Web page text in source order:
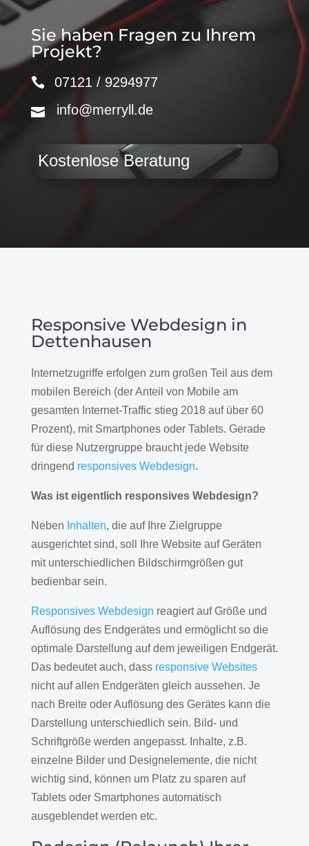
Sie haben Fragen zu Ihrem
Projekt?
07121 / 9294977
info@merryll.de
Kostenlose Beratung
Responsive Webdesign in
Dettenhausen
Internetzugriffe erfolgen zum großen Teil aus dem
mobilen Bereich (der Anteil von Mobile am
gesamten Internet-Traffic stieg 2018 auf über 60
Prozent), mit Smartphones oder Tablets. Gerade
für diese Nutzergruppe braucht jede Website
dringend responsives Webdesign.
Was ist eigentlich responsives Webdesign?
Neben Inhalten, die auf Ihre Zielgruppe
ausgerichtet sind, soll Ihre Website auf Geräten
mit unterschiedlichen Bildschirmgrößen gut
bedienbar sein.
Responsives Webdesign reagiert auf Größe und
Auflösung des Endgerätes und ermöglicht so die
optimale Darstellung auf dem jeweiligen Endgerät.
Das bedeutet auch, dass responsive Websites
nicht auf allen Endgeräten gleich aussehen. Je
nach Breite oder Auflösung des Gerätes kann die
Darstellung unterschiedlich sein. Bild- und
Schriftgröße werden angepasst. Inhalte, z.B.
einzelne Bilder und Designelemente, die nicht
wichtig sind, können um Platz zu sparen auf
Tablets oder Smartphones automatisch
ausgeblendet werden etc.